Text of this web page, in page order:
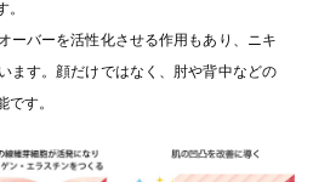
ーバーを活性化させる作用もあり、ニキ
ます。顔だけではなく、肘や背中などの
す。